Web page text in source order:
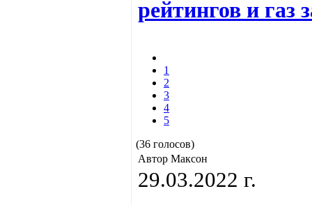
рейтингов и газ
1
2
3
4
5
(36 голосов)
Автор Максон
29.03.2022 г.